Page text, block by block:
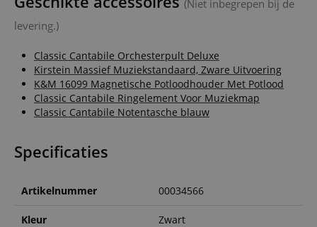
(Niet inbegrepen bij de
levering.)
Classic Cantabile Orchesterpult Deluxe
Kirstein Massief Muziekstandaard, Zware Uitvoering
K&M 16099 Magnetische Potloodhouder Met Potlood
Classic Cantabile Ringelement Voor Muziekmap
Classic Cantabile Notentasche blauw
Specificaties
Artikelnummer 00034566
Kleur Zwart